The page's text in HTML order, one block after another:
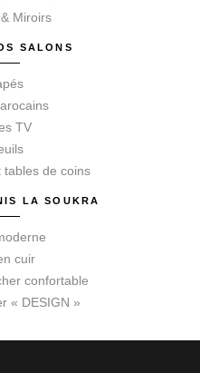
Miroirs
SALONS
TV
tables de coins
LA SOUKRA
cuir
confortable
« DESIGN »